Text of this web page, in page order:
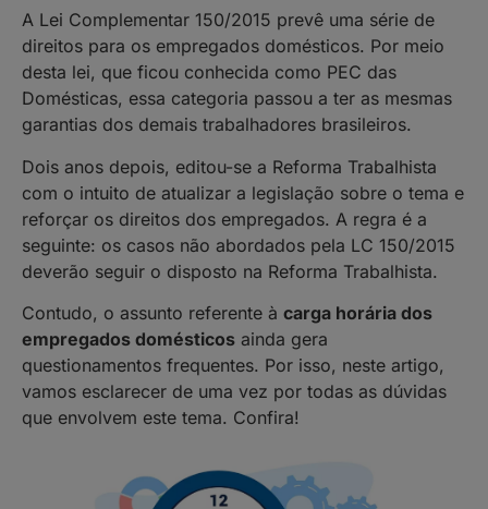
A Lei Complementar 150/2015 prevê uma série de
direitos para os empregados domésticos. Por meio
desta lei, que ficou conhecida como PEC das
Domésticas, essa categoria passou a ter as mesmas
garantias dos demais trabalhadores brasileiros.
Dois anos depois, editou-se a Reforma Trabalhista
com o intuito de atualizar a legislação sobre o tema e
reforçar os direitos dos empregados. A regra é a
seguinte: os casos não abordados pela LC 150/2015
deverão seguir o disposto na Reforma Trabalhista.
Contudo, o assunto referente à carga horária dos
empregados domésticos ainda gera
questionamentos frequentes. Por isso, neste artigo,
vamos esclarecer de uma vez por todas as dúvidas
que envolvem este tema. Confira!